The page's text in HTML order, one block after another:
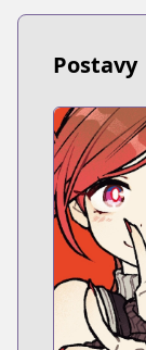
Postavy